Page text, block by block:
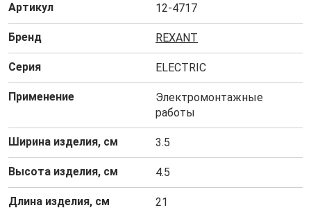
Артикул 12-4717
Бренд REXANT
Серия ELECTRIC
Применение
Электромонтажные
работы
Ширина изделия, см 3.5
Высота изделия, см 4.5
Длина изделия, см 21